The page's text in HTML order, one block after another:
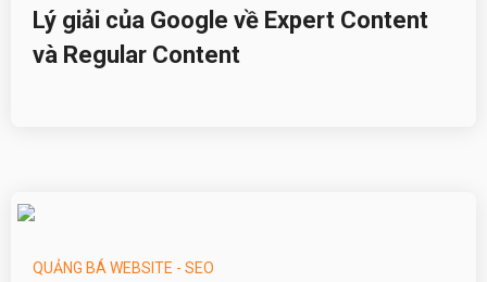
Lý giải của Google về Expert Content
và Regular Content
QUẢNG BÁ WEBSITE - SEO